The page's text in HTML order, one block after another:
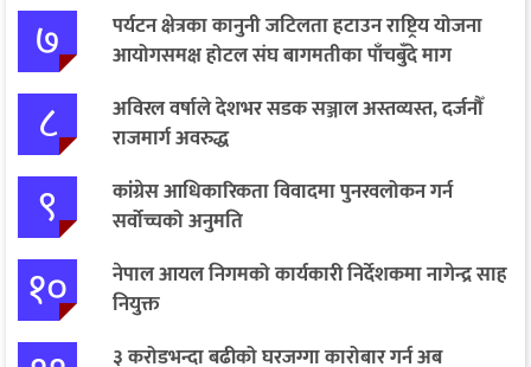
७
पर्यटन क्षेत्रका कानुनी जटिलता हटाउन राष्ट्रिय योजना
आयोगसमक्ष होटल संघ बागमतीका पाँचबुँदे माग
८
अविरल वर्षाले देशभर सडक सञ्जाल अस्तव्यस्त, दर्जनौँ
राजमार्ग अवरुद्ध
९
कांग्रेस आधिकारिकता विवादमा पुनरवलोकन गर्न
सर्वोच्चको अनुमति
१०
नेपाल आयल निगमको कार्यकारी निर्देशकमा नागेन्द्र साह
नियुक्त
३ करोडभन्दा बढीको घरजग्गा कारोबार गर्न अब